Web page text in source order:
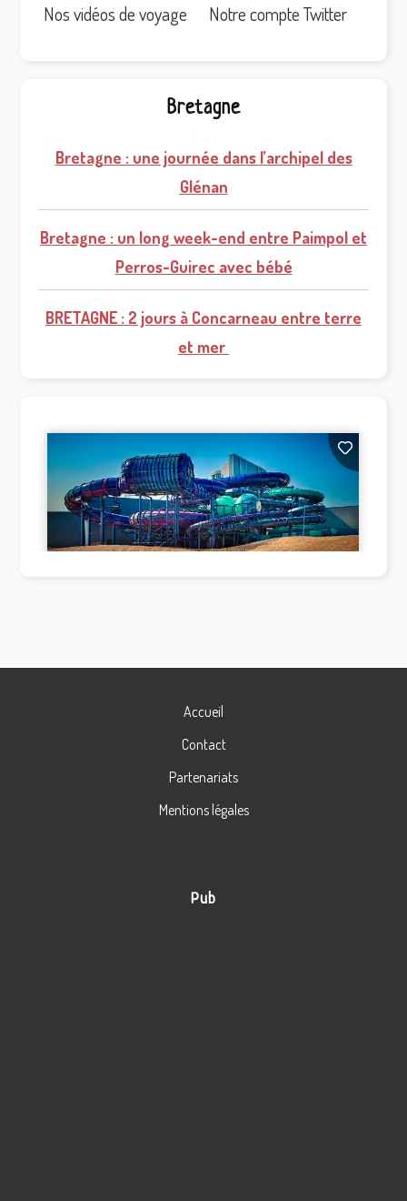
Nos vidéos de voyage Notre compte Twitter
Bretagne
Bretagne : une journée dans l’archipel des
Glénan
Bretagne : un long week-end entre Paimpol et
Perros-Guirec avec bébé
BRETAGNE : 2 jours à Concarneau entre terre
et mer
Accueil
Contact
Partenariats
Mentions légales
Pub